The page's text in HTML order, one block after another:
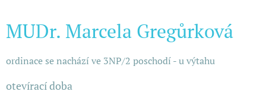
MUDr. Marcela Gregůrková
ordinace se nachází ve 3NP/2 poschodí - u výtahu
otevírací doba